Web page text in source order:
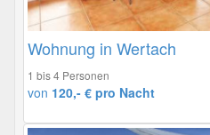
Wohnung in Wertach
1 bis 4 Personen
von 120,- € pro Nacht